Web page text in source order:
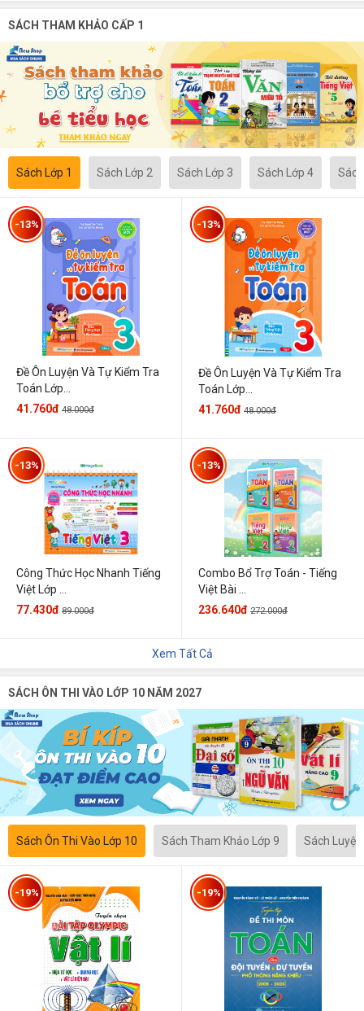
SÁCH THAM KHẢO CẤP 1
Sách Lớp 1 Sách Lớp 2 Sách Lớp 3 Sách Lớp 4
Đề Ôn Luyện Và Tự Kiểm Tra
Toán Lớp...
-13%
41.760đ 48.000đ
Đề Ôn Luyện Và Tự Kiểm Tra
Toán Lớp...
-13%
41.760đ 48.000đ
Công Thức Học Nhanh Tiếng
Việt Lớp ...
-13%
77.430đ 89.000đ
Combo Bổ Trợ Toán - Tiếng
Việt Bài ...
-13%
236.640đ 272.000đ
Xem Tất Cả
SÁCH ÔN THI VÀO LỚP 10 NĂM 2027
Sách Ôn Thi Vào Lớp 10 Sách Tham Khảo Lớp 9 Sách
-19% -19%